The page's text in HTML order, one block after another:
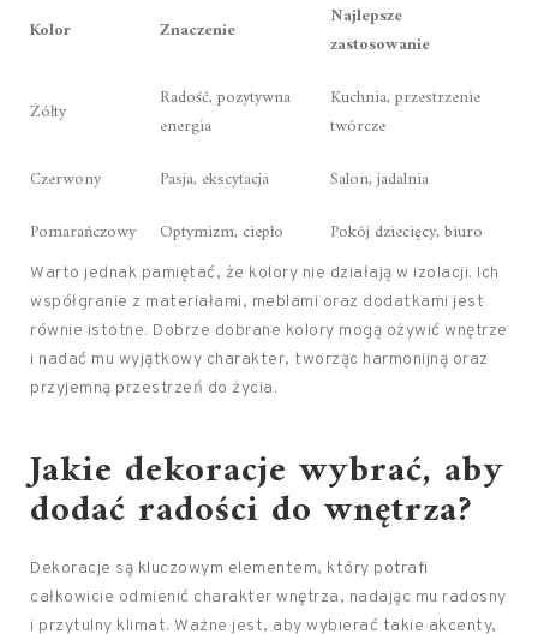
Kolor Znaczenie
Najlepsze
zastosowanie
Żółty
Radość, pozytywna
energia
Kuchnia, przestrzenie
twórcze
Czerwony
Pasja, ekscytacja
Salon, jadalnia
Pomarańczowy
Optymizm, ciepło Pokój dziecięcy, biuro
Warto jednak pamiętać, że kolory nie działają w izolacji. Ich
współgranie z materiałami, meblami oraz dodatkami jest
równie istotne. Dobrze dobrane kolory mogą ożywić wnętrze
i nadać mu wyjątkowy charakter, tworząc harmonijną oraz
przyjemną przestrzeń do życia.
Jakie dekoracje wybrać, aby
dodać radości do wnętrza?
Dekoracje są kluczowym elementem, który potrafi
całkowicie odmienić charakter wnętrza, nadając mu radosny
i przytulny klimat. Ważne jest, aby wybierać takie akcenty,